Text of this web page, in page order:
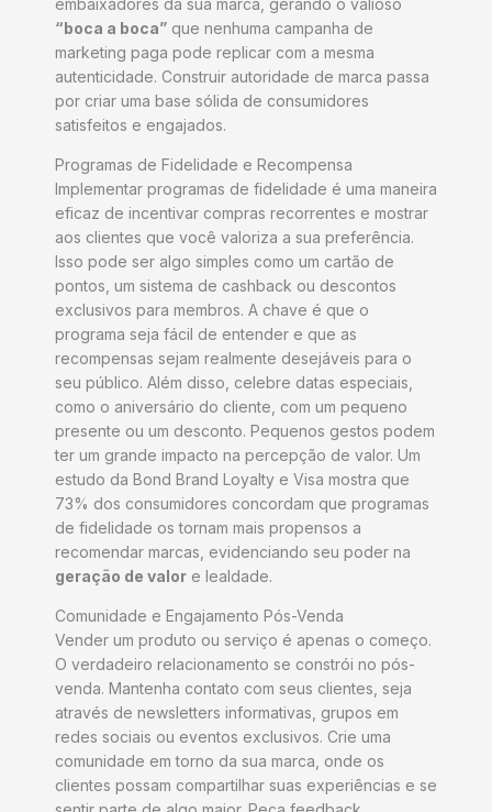
“boca a boca” que nenhuma campanha de
marketing paga pode replicar com a mesma
autenticidade. Construir autoridade de marca passa
por criar uma base sólida de consumidores
satisfeitos e engajados.
Programas de Fidelidade e Recompensa
Implementar programas de fidelidade é uma maneira
eficaz de incentivar compras recorrentes e mostrar
aos clientes que você valoriza a sua preferência.
Isso pode ser algo simples como um cartão de
pontos, um sistema de cashback ou descontos
exclusivos para membros. A chave é que o
programa seja fácil de entender e que as
recompensas sejam realmente desejáveis para o
seu público. Além disso, celebre datas especiais,
como o aniversário do cliente, com um pequeno
presente ou um desconto. Pequenos gestos podem
ter um grande impacto na percepção de valor. Um
estudo da Bond Brand Loyalty e Visa mostra que
73% dos consumidores concordam que programas
de fidelidade os tornam mais propensos a
recomendar marcas, evidenciando seu poder na
geração de valor e lealdade.
Comunidade e Engajamento Pós-Venda
Vender um produto ou serviço é apenas o começo.
O verdadeiro relacionamento se constrói no pós-
venda. Mantenha contato com seus clientes, seja
através de newsletters informativas, grupos em
redes sociais ou eventos exclusivos. Crie uma
comunidade em torno da sua marca, onde os
clientes possam compartilhar suas experiências e se